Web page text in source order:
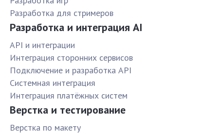
Разработка для стримеров
Разработка и интеграция AI
API и интеграции
Интеграция сторонних сервисов
Подключение и разработка API
Системная интеграция
Интеграция платёжных систем
Верстка и тестирование
Верстка по макету